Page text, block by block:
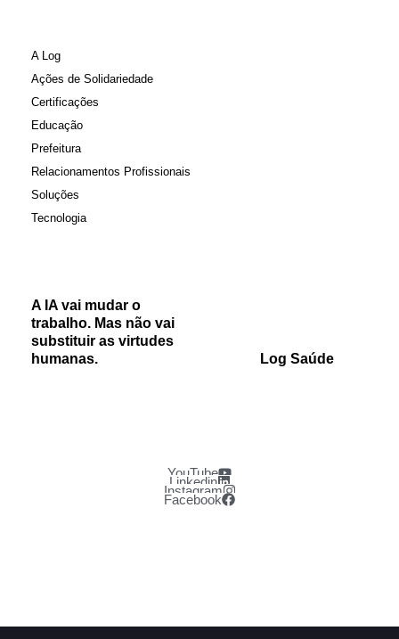
A Log
Ações de Solidariedade
Certificações
Educação
Prefeitura
Relacionamentos Profissionais
Soluções
Tecnologia
A IA vai mudar o
trabalho. Mas não vai
substituir as virtudes
humanas.
Log Saúde
YouTube
Linkedin
Instagram
Facebook